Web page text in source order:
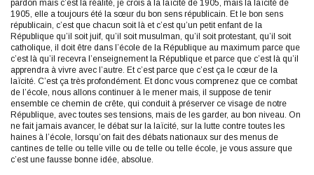
pardon mais c’est la réalité, je crois à la laïcité de 1905, mais la laïcité de
1905, elle a toujours été la sœur du bon sens républicain. Et le bon sens
républicain, c’est que chacun soit là et c’est qu’un petit enfant de la
République qu’il soit juif, qu’il soit musulman, qu’il soit protestant, qu’il soit
catholique, il doit être dans l’école de la République au maximum parce que
c’est là qu’il recevra l’enseignement la République et parce que c’est là qu’il
apprendra à vivre avec l’autre. Et c’est parce que c’est ça le cœur de la
laïcité. C’est ça très profondément. Et donc vous comprenez que ce combat
de l’école, nous allons continuer à le mener mais, il suppose de tenir
ensemble ce chemin de crête, qui conduit à préserver ce visage de notre
République, avec toutes ses tensions, mais de les garder, au bon niveau. On
ne fait jamais avancer, le débat sur la laïcité, sur la lutte contre toutes les
haines à l’école, lorsqu’on fait des débats nationaux sur des menus de
cantines de telle ou telle ville ou de telle ou telle école, je vous assure que
c’est une fausse bonne idée, absolue.